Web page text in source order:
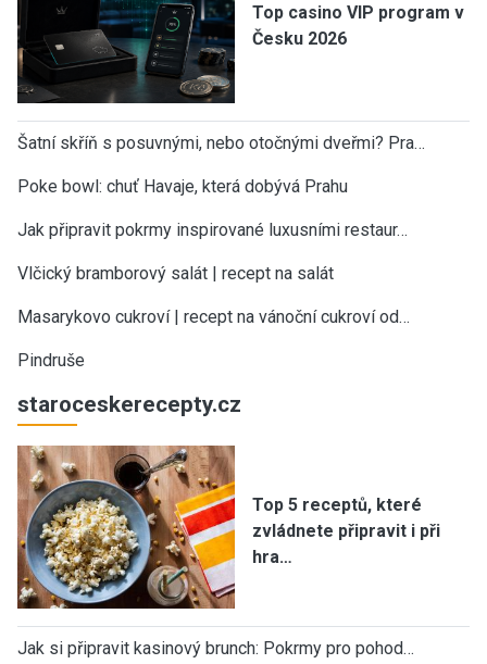
Top casino VIP program v
Česku 2026
Šatní skříň s posuvnými, nebo otočnými dveřmi? Pra…
Poke bowl: chuť Havaje, která dobývá Prahu
Jak připravit pokrmy inspirované luxusními restaur…
Vlčický bramborový salát | recept na salát
Masarykovo cukroví | recept na vánoční cukroví od…
Pindruše
staroceskerecepty.cz
Top 5 receptů, které
zvládnete připravit i při
hra…
Jak si připravit kasinový brunch: Pokrmy pro pohod…